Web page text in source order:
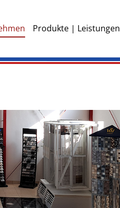
Produkte | Leistungen